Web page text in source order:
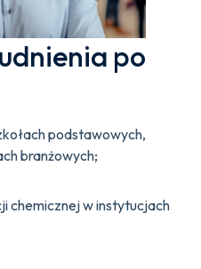
po
podstawowych,
branżowych;
chemicznej w instytucjach